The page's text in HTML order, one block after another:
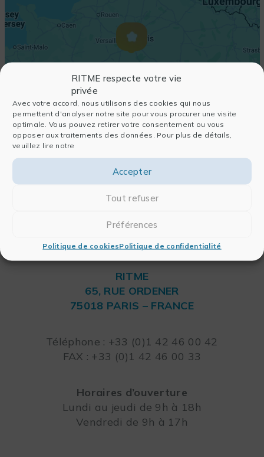
RITME respecte votre vie
privée
Avec votre accord, nous utilisons des cookies qui nous
permettent d'analyser notre site pour vous procurer une visite
optimale. Vous pouvez retirer votre consentement ou vous
opposer aux traitements des données. Pour plus de détails,
veuillez lire notre
Accepter
Tout refuser
Préférences
Politique de cookiesPolitique de confidentialité
RITME
65, RUE ORDENER
75018 PARIS – FRANCE
Téléphone : +33 (0)1 42 46 00 42
FAX : +33 (0)1 42 46 00 33
Horaires d’ouverture
Lundi au jeudi de 9h à 18h
Vendredi de 9h à 17h